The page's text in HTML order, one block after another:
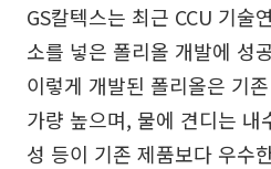
GS칼텍스는 최근 CCU 기술
소를 넣은 폴리올 개발에 성
이렇게 개발된 폴리올은 기
가량 높으며, 물에 견디는 내
성 등이 기존 제품보다 우수